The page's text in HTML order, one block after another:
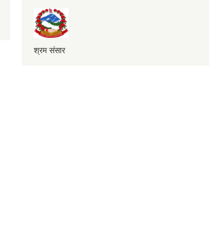
श्रम संसार